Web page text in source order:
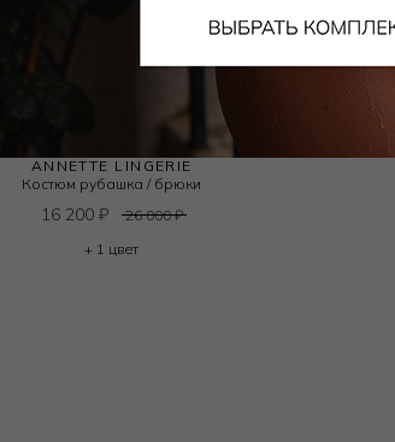
ANNETTE LINGERIE
Костюм рубашка / брюки
16 200 ₽ 26 000₽
+ 1 цвет